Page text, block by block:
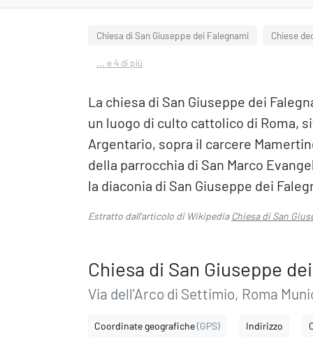
Chiesa di San Giuseppe dei Falegnami Chiese
... e 4 di più
La chiesa di San Giuseppe dei
un luogo di culto cattolico di Roma,
Argentario, sopra il carcere
della parrocchia di San Marco
la diaconia di San Giuseppe dei
Estratto dall'articolo di WikipediaChiesa di San
Chiesa di San Giuseppe
Via dell'Arco di Settimio, Roma
Coordinate geografiche(GPS) Indirizzo